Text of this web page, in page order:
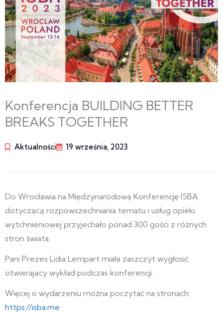
Konferencja BUILDING BETTER
BREAKS TOGETHER
Aktualności 19 września, 2023
Do Wrocławia na Międzynarodową Konferencję ISBA
dotyczącą rozpowszechniania tematu i usług opieki
wytchnieniowej przyjechało ponad 300 gości z różnych
stron świata.
Pani Prezes Lidia Lempart miała zaszczyt wygłosić
otwierający wykład podczas konferencji.
Więcej o wydarzeniu można poczytać na stronach:
https://isba.me